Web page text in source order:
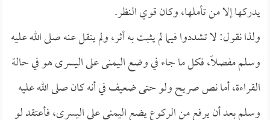
يدركها إلا من تأملها، وكان قوي النظر.
ولذا نقول: لا تشددوا فيما لم يثبت به أثر، ولم ينقل عنه صلى الله عليه
وسلم مفصلاً، فكل ما جاء في وضع اليمنى على اليسرى هو في حالة
القراءة، أما نص صريح ولو حتى ضعيف في أنه كان صلى الله عليه
وسلم بعد أن يرفع من الركوع يضع اليمنى على اليسرى، فأعتقد لو